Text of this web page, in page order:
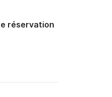
réservation